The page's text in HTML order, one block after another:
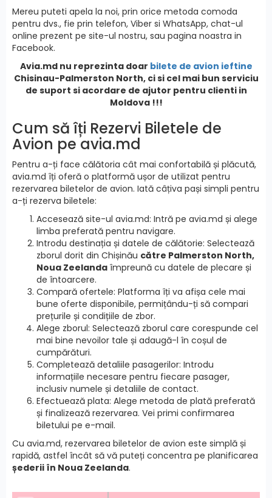
Mereu puteti apela la noi, prin orice metoda comoda
pentru dvs., fie prin telefon, Viber si WhatsApp, chat-ul
online prezent pe site-ul nostru, sau pagina noastra in
Facebook.
Avia.md nu reprezinta doar bilete de avion ieftine
Chisinau-Palmerston North, ci si cel mai bun serviciu
de suport si acordare de ajutor pentru clienti in
Moldova !!!
Cum să îți Rezervi Biletele de
Avion pe avia.md
Pentru a-ți face călătoria cât mai confortabilă și plăcută,
avia.md îți oferă o platformă ușor de utilizat pentru
rezervarea biletelor de avion. Iată câțiva pași simpli pentru
a-ți rezerva biletele:
Accesează site-ul avia.md: Intră pe avia.md și alege
limba preferată pentru navigare.
Introdu destinația și datele de călătorie: Selectează
zborul dorit din Chișinău către Palmerston North,
Noua Zeelanda împreună cu datele de plecare și
de întoarcere.
Compară ofertele: Platforma îți va afișa cele mai
bune oferte disponibile, permițându-ți să compari
prețurile și condițiile de zbor.
Alege zborul: Selectează zborul care corespunde cel
mai bine nevoilor tale și adaugă-l în coșul de
cumpărături.
Completează detaliile pasagerilor: Introdu
informațiile necesare pentru fiecare pasager,
inclusiv numele și detaliile de contact.
Efectuează plata: Alege metoda de plată preferată
și finalizează rezervarea. Vei primi confirmarea
biletului pe e-mail.
Cu avia.md, rezervarea biletelor de avion este simplă și
rapidă, astfel încât să vă puteți concentra pe planificarea
șederii în Noua Zeelanda.